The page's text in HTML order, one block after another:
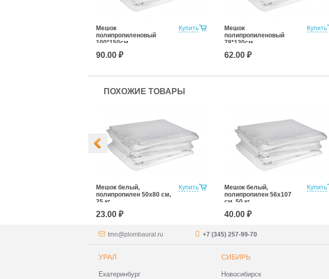
Купить
Мешок
полипропиленовый
100*150см.
90.00 ₽
Купить
Мешок
полипропиленовый
78*130см.
62.00 ₽
ПОХОЖИЕ ТОВАРЫ
Купить
Мешок белый,
полипропилен 50x80 см,
25 кг
23.00 ₽
Купить
Мешок белый,
полипропилен 56x107
см, 50 кг
40.00 ₽
tmn@plombaural.ru +7 (345) 257-99-70
УРАЛ
Екатеринбург
СИБИРЬ
Новосибирск